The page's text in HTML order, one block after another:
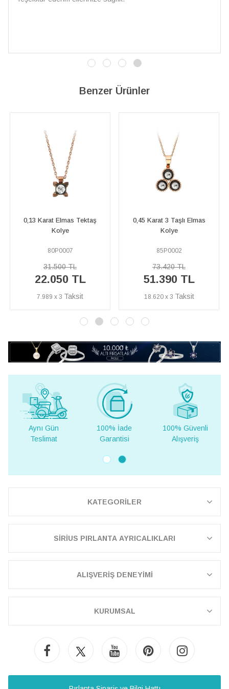
Benzer Ürünler
0,45 Karat 3 Taşlı Elmas
73.420 TL
51.390 TL
18.620 x 3
Damla ve Yuvarlak
Taşlı Kolye
68.460 TL
47.920 TL
17.362 x 3
100% İade
100% Güvenli
Yurt
KATEGORİLER
SİRİUS PIRLANTA AYRICALIKLARI
ALIŞVERİŞ DENEYİMİ
KURUMSAL